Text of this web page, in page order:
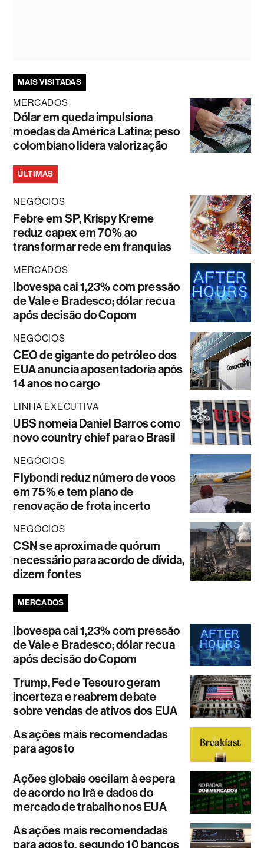
MAIS VISITADAS
MERCADOS
Dólar em queda impulsiona
moedas da América Latina; peso
colombiano lidera valorização
ÚLTIMAS
NEGÓCIOS
Febre em SP, Krispy Kreme
reduz capex em 70% ao
transformar rede em franquias
MERCADOS
Ibovespa cai 1,23% com pressão
de Vale e Bradesco; dólar recua
após decisão do Copom
NEGÓCIOS
CEO de gigante do petróleo dos
EUA anuncia aposentadoria após
14 anos no cargo
LINHA EXECUTIVA
UBS nomeia Daniel Barros como
novo country chief para o Brasil
NEGÓCIOS
Flybondi reduz número de voos
em 75% e tem plano de
renovação de frota incerto
NEGÓCIOS
CSN se aproxima de quórum
necessário para acordo de dívida,
dizem fontes
MERCADOS
Ibovespa cai 1,23% com pressão
de Vale e Bradesco; dólar recua
após decisão do Copom
Trump, Fed e Tesouro geram
incerteza e reabrem debate
sobre vendas de ativos dos EUA
As ações mais recomendadas
para agosto
Ações globais oscilam à espera
de acordo no Irã e dados do
mercado de trabalho nos EUA
As ações mais recomendadas
para agosto, segundo 10 bancos